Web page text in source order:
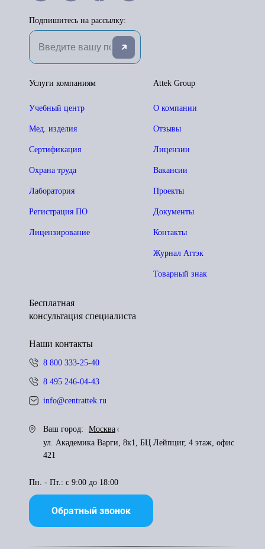
Подпишитесь на рассылку:
Attek Group
О компании
Отзывы
Лицензии
Вакансии
Проекты
Документы
Контакты
Журнал Аттэк
Товарный знак
Услуги компаниям
Учебный центр
Мед. изделия
Сертификация
Охрана труда
Лаборатория
Регистрация ПО
Лицензирование
Бесплатная
консультация специалиста
Наши контакты
8 800 333-25-40
8 495 246-04-43
info@centrattek.ru
Ваш город:
Москва
ул. Академика Варги, 8к1, БЦ Лейпциг, 4 этаж, офис
421
Пн. - Пт.: с 9:00 до 18:00
Обратный звонок